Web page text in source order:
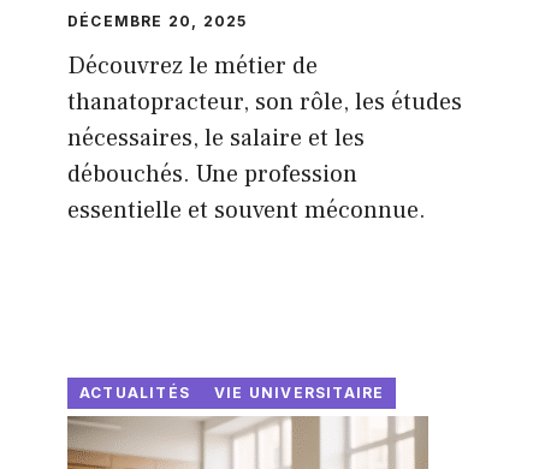
DÉCEMBRE 20, 2025
Découvrez le métier de
thanatopracteur, son rôle, les études
nécessaires, le salaire et les
débouchés. Une profession
essentielle et souvent méconnue.
ACTUALITÉS VIE UNIVERSITAIRE